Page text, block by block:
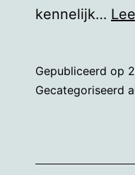
kennelijk…
Gepubliceerd op
Gecategoriseerd